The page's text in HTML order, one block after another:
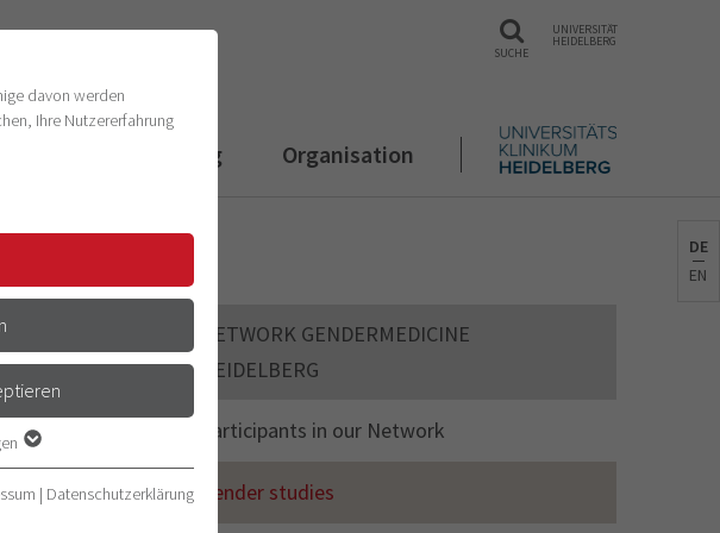
SUCHE
UNIVERSITÄT
HEIDELBERG
Digitalisierung Organisation
NETWORK GENDERMEDICINE
HEIDELBERG
Participants in our Network
Gender studies
DE
EN
davon werden
Ihre Nutzererfahrung
der Webseite
einwandfrei
| Datenschutzerklärung